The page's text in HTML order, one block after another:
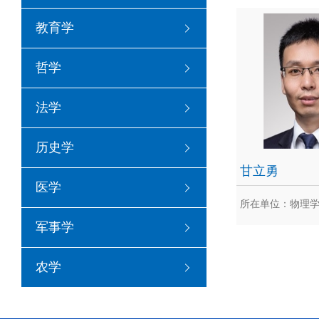
教育学
哲学
法学
历史学
医学
军事学
农学
柴一晟，重庆大
中国科学技术大
甘立勇
所在单位：物理